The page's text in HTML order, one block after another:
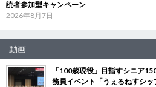
読者参加型キャンペーン
2026年8月7日
動画
「100歳現役」目指すシニア
務員イベント「うぇるねすシッ